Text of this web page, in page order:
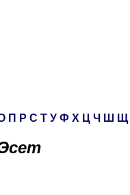
П Р С Т У Ф Х Ц Ч Ш Щ